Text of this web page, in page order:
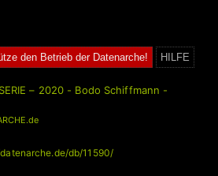
den Betrieb der Datenarche! HILFE
– 2020 - Bodo Schiffmann -
db/11590/